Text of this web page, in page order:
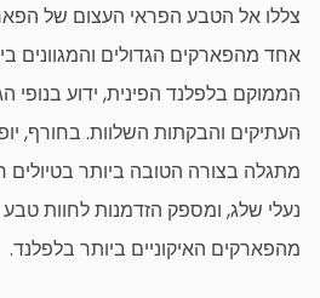
צללו אל הטבע הפראי העצום של
אחד מהפארקים הגדולים והמגוונים
הממוקם בלפלנד הפינית, ידוע בנופי
העתיקים והבקתות השלוות. בחורף,
מתגלה בצורה הטובה ביותר בטיולים
נעלי שלג, ומספק הזדמנות לחוות
מהפארקים האיקוניים ביותר בלפלנד.